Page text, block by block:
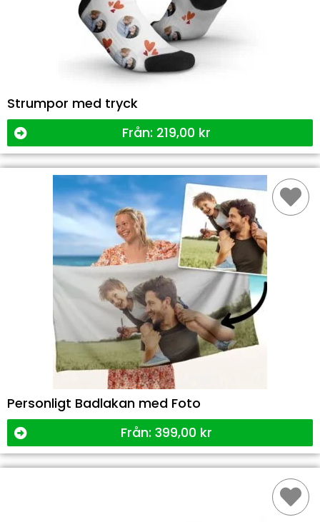
Strumpor med tryck
Från: 219,00 kr
Personligt Badlakan med Foto
Från: 399,00 kr